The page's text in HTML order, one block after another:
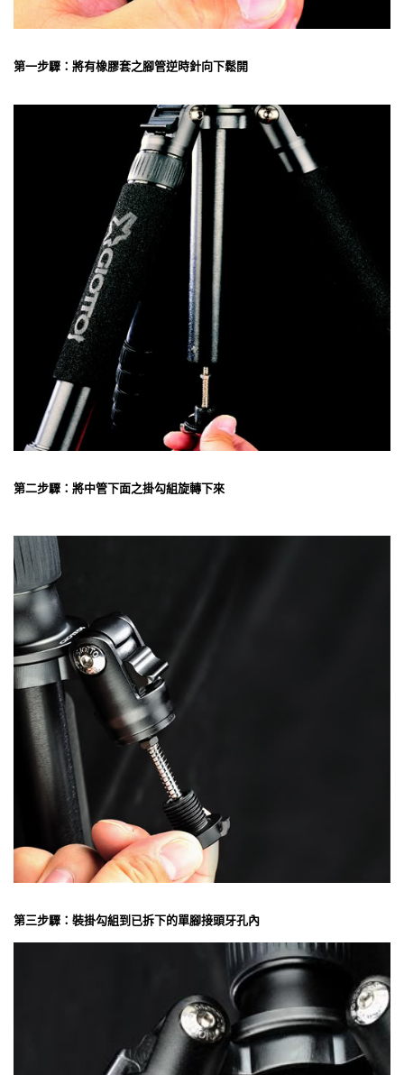
第一步驟：將有橡膠套之腳管逆時針向下鬆開
第二步驟：將中管下面之掛勾組旋轉下來
第三步驟：裝掛勾組到已拆下的單腳接頭牙孔內